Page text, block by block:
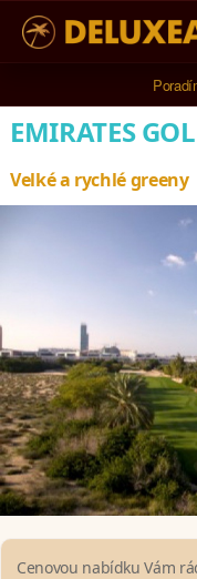
EMIRATES
Velké a rychlé greeny
Cenovou nabídku Vám